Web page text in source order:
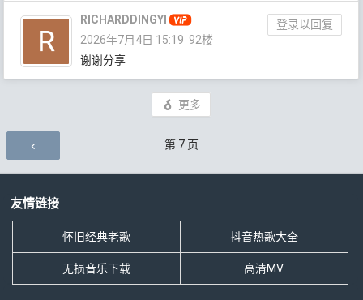
RICHARDDINGYI
登录以回复
2026年7月4日 15:19 92楼
谢谢分享
更多
评论导航 第 7页
友情链接
怀旧经典老歌 抖音热歌大全
无损音乐下载 高清MV